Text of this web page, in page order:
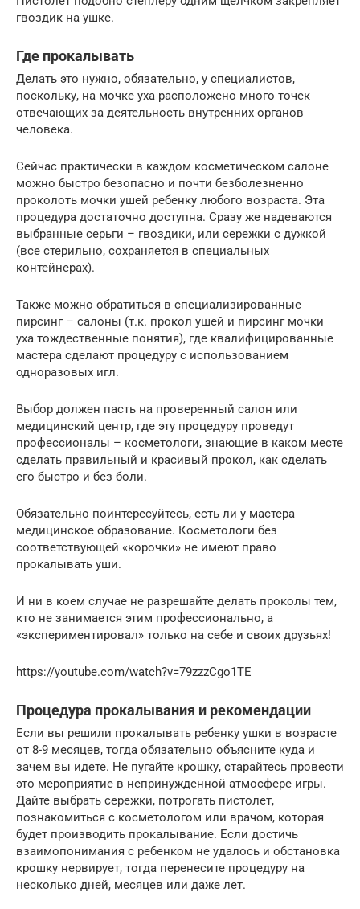
гвоздик на ушке.
Где прокалывать
Делать это нужно, обязательно, у специалистов,
поскольку, на мочке уха расположено много точек
отвечающих за деятельность внутренних органов
человека.
Сейчас практически в каждом косметическом салоне
можно быстро безопасно и почти безболезненно
проколоть мочки ушей ребенку любого возраста. Эта
процедура достаточно доступна. Сразу же надеваются
выбранные серьги – гвоздики, или сережки с дужкой
(все стерильно, сохраняется в специальных
контейнерах).
Также можно обратиться в специализированные
пирсинг – салоны (т.к. прокол ушей и пирсинг мочки
уха тождественные понятия), где квалифицированные
мастера сделают процедуру с использованием
одноразовых игл.
Выбор должен пасть на проверенный салон или
медицинский центр, где эту процедуру проведут
профессионалы – косметологи, знающие в каком месте
сделать правильный и красивый прокол, как сделать
его быстро и без боли.
Обязательно поинтересуйтесь, есть ли у мастера
медицинское образование. Косметологи без
соответствующей «корочки» не имеют право
прокалывать уши.
И ни в коем случае не разрешайте делать проколы тем,
кто не занимается этим профессионально, а
«экспериментировал» только на себе и своих друзьях!
https://youtube.com/watch?v=79zzzCgo1TE
Процедура прокалывания и рекомендации
Если вы решили прокалывать ребенку ушки в возрасте
от 8-9 месяцев, тогда обязательно объясните куда и
зачем вы идете. Не пугайте крошку, старайтесь провести
это мероприятие в непринужденной атмосфере игры.
Дайте выбрать сережки, потрогать пистолет,
познакомиться с косметологом или врачом, которая
будет производить прокалывание. Если достичь
взаимопонимания с ребенком не удалось и обстановка
крошку нервирует, тогда перенесите процедуру на
несколько дней, месяцев или даже лет.